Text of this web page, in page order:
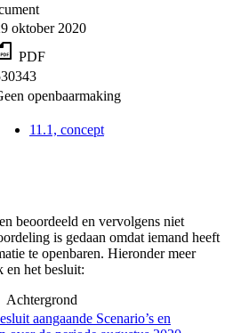
oktober 2020
PDF
openbaarmaking
11.1, concept
beoordeeld en vervolgens niet
is gedaan omdat iemand heeft
te openbaren. Hieronder meer
en het besluit:
Achtergrond
aangaande Scenario’s en